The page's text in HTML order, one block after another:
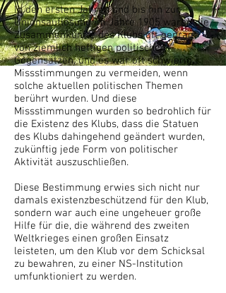
In den ersten Jahren und bis hin zur
Unionsauflösung im Jahre 1905 waren die
Zusammenkünfte des Klubs oft geprägt
von ziemlich heftigen politischen
Gegensätzen, und es war oft schwierig,
Missstimmungen zu vermeiden, wenn
solche aktuellen politischen Themen
berührt wurden. Und diese
Missstimmungen wurden so bedrohlich für
die Existenz des Klubs, dass die Statuen
des Klubs dahingehend geändert wurden,
zukünftig jede Form von politischer
Aktivität auszuschließen.
Diese Bestimmung erwies sich nicht nur
damals existenzbeschützend für den Klub,
sondern war auch eine ungeheuer große
Hilfe für die, die während des zweiten
Weltkrieges einen großen Einsatz
leisteten, um den Klub vor dem Schicksal
zu bewahren, zu einer NS-Institution
umfunktioniert zu werden.